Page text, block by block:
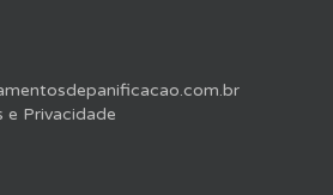
e Privacidade